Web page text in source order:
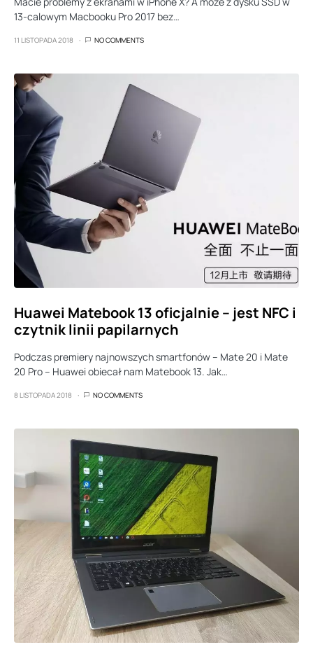
13-calowym Macbooku Pro 2017 bez…
11 LISTOPADA 2018 NO COMMENTS
Huawei Matebook 13 oficjalnie – jest NFC i
czytnik linii papilarnych
Podczas premiery najnowszych smartfonów – Mate 20 i Mate
20 Pro – Huawei obiecał nam Matebook 13. Jak…
8 LISTOPADA 2018 NO COMMENTS